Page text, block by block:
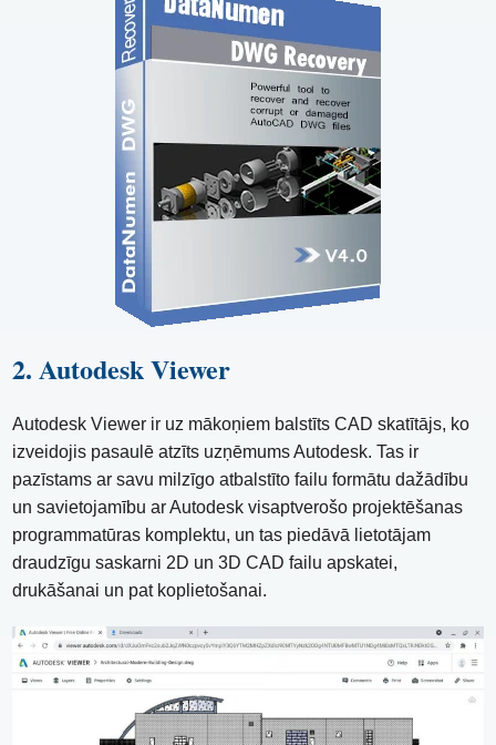
2. Autodesk Viewer
Autodesk Viewer ir uz mākoņiem balstīts CAD skatītājs, ko
izveidojis pasaulē atzīts uzņēmums Autodesk. Tas ir
pazīstams ar savu milzīgo atbalstīto failu formātu dažādību
un savietojamību ar Autodesk visaptverošo projektēšanas
programmatūras komplektu, un tas piedāvā lietotājam
draudzīgu saskarni 2D un 3D CAD failu apskatei,
drukāšanai un pat koplietošanai.